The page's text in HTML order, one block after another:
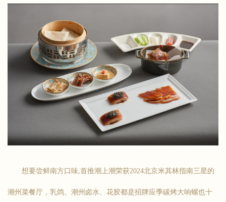
想要尝鲜南方口味,首推潮上潮荣获2024北京米其林指南三星的
潮州菜餐厅，乳鸽、潮州卤水、花胶都是招牌应季碳烤大响螺也十